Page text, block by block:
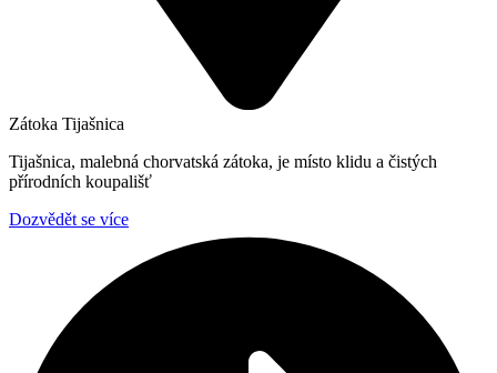
Zátoka Tijašnica
Tijašnica, malebná chorvatská zátoka, je místo klidu a čistých
přírodních koupališť
Dozvědět se více